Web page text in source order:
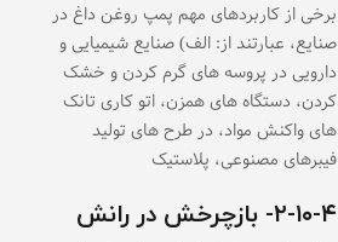
برخی از کاربردهای مهم پمپ روغن داغ در
صنایع، عبارتند از: الف) صنایع شیمیایی و
دارویی در پروسه های گرم کردن و خشک
کردن، دستگاه های همزن، اتو کاری تانک
های واکنش مواد، در طرح های تولید
فیبرهای مصنوعی، پلاستیک
۲-۱۰-۴- بازچرخش در رانش